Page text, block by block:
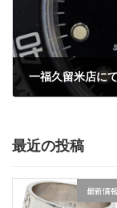
最近の投稿
最新情報